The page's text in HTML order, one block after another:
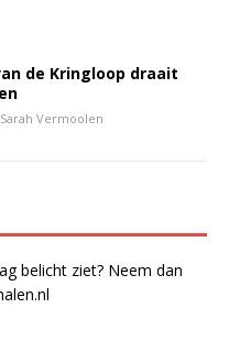
de Kringloop draait
Sarah Vermoolen
belicht ziet? Neem dan